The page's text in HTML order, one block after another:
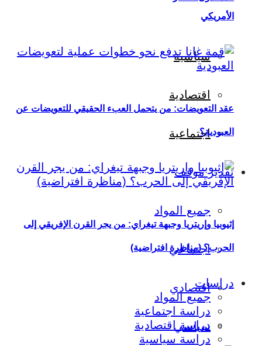
سياسية
اقتصادية
اجتماعية
تقدير موقف
جميع المواد
اجتماعي
اقتصادي
سياسي
الأمريكي
عقد التعويضات: من يتحمل العبء الحقيقي للتعويضات عن
العبودية؟
إثيوبيا وإريتريا وجبهة تيغراي: من يجر القرن الإفريقي إلى
الحرب؟ (مناظرة افتراضية)
دراسات
جميع المواد
دراسة اجتماعية
دراسة اقتصادية
دراسة سياسية